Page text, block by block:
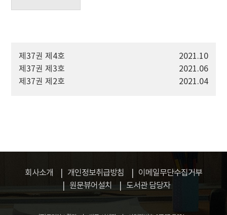
제37권 제4호
2021.10
제37권 제3호
2021.06
제37권 제2호
2021.04
회사소개 개인정보취급방침
이메일무단수집거부
원문뷰어설치
도서관 담당자